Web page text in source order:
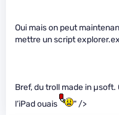
Oui mais on peut
mettre un script
Bref, du troll made in µsoft.
l’iPad ouais
" />